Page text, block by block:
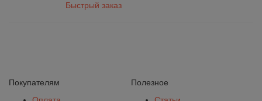
Быстрый заказ
Покупателям
Полезное